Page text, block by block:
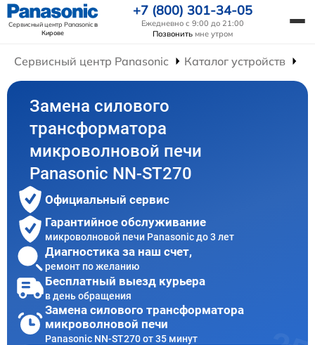
Сервисный центр Panasonicв
Кирове
+7 (800) 301-34-05
Ежедневно с 9:00 до 21:00
Позвонить мне утром
Сервисный центр Panasonic Каталог устройств
Замена силового
трансформатора
микроволновой печи
Panasonic NN-ST270
Официальный сервис
Гарантийное обслуживание
микроволновой печи Panasonic до 3 лет
Диагностика за наш счет,
ремонт по желанию
Бесплатный выезд курьера
в день обращения
Замена силового трансформатора
микроволновой печи
Panasonic NN-ST270 от 35 минут